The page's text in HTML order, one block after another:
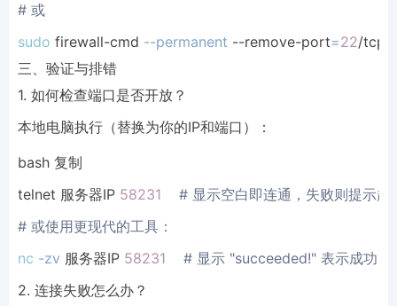
# 或
sudo firewall-cmd --permanent --remove-port=22/tcp
三、验证与排错
1. 如何检查端口是否开放？
本地电脑执行（替换为你的IP和端口）：
bash 复制
telnet 服务器IP 58231
# 显示空白即连通，失败则提示超
# 或使用更现代的工具：
nc -zv 服务器IP 58231
# 显示 "succeeded!" 表示成功
2. 连接失败怎么办？